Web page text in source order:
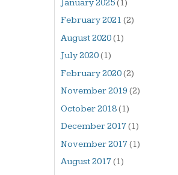
January 2025(1)
February 2021 (2)
August 2020(1)
July 2020(1)
February 2020(2)
November 2019 (2)
October 2018(1)
December 2017(1)
November 2017(1)
August 2017(1)